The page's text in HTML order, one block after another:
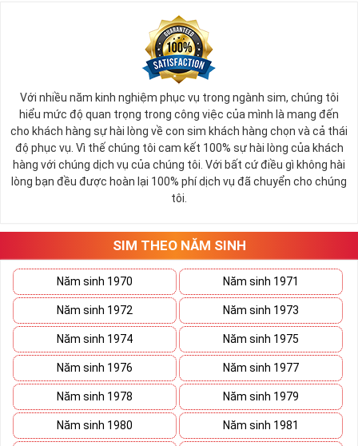
Với nhiều năm kinh nghiệm phục vụ trong ngành sim, chúng tôi
hiểu mức độ quan trọng trong công việc của mình là mang đến
cho khách hàng sự hài lòng về con sim khách hàng chọn và cả thái
độ phục vụ. Vì thế chúng tôi cam kết 100% sự hài lòng của khách
hàng với chúng dịch vụ của chúng tôi. Với bất cứ điều gì không hài
lòng bạn đều được hoàn lại 100% phí dịch vụ đã chuyển cho chúng
tôi.
SIM THEO NĂM SINH
Năm sinh 1970 Năm sinh 1971
Năm sinh 1972 Năm sinh 1973
Năm sinh 1974 Năm sinh 1975
Năm sinh 1976 Năm sinh 1977
Năm sinh 1978 Năm sinh 1979
Năm sinh 1980 Năm sinh 1981